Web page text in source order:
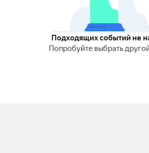
Подходящих событий не
Попробуйте выбрать